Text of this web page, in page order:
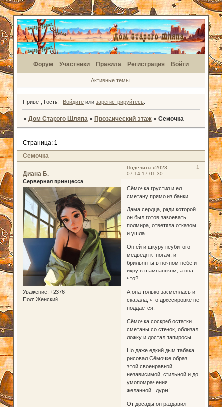
Форум Участники Правила Регистрация Войти
Активные темы
Привет, Гость! Войдите илизарегистрируйтесь
» Дом Старого Шляпа » Прозаический этаж » Семочка
Семочка
Страница: 1
Поделиться 1
2023-
07-14 17:01:30
Диана Б.
Серверная принцесса
Уважение: +2376
Пол: Женский
Сёмочка грустил и ел
сметану прямо из банки.
Дама сердца, ради которой
он был готов завоевать
полмира, ответила отказом
и ушла.
Он ей и шкуру неубитого
медведя к ногам, и
брильянты в ночном небе и
икру в шампанском, а она
что?
А она только засмеялась и
сказала, что дрессировке не
поддается.
Сёмочка соскреб остатки
сметаны со стенок, облизал
ложку и достал папиросы.
Но даже едкий дым табака
рисовал Сёмочке образ
этой своенравной,
независимой, стильной и до
умопомрачения
желанной...дуры!
От досады он раздавил